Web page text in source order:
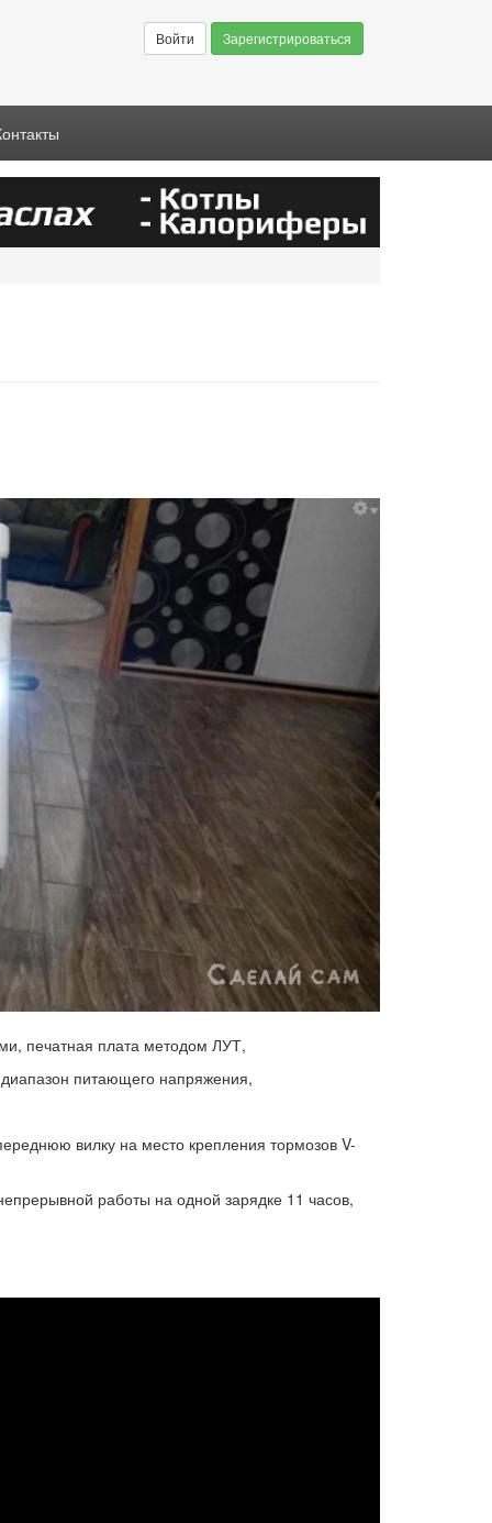
Войти Зарегистрироваться
печатная плата методом ЛУТ,
питающего напряжения,
вилку на место крепления тормозов V-
работы на одной зарядке 11 часов,